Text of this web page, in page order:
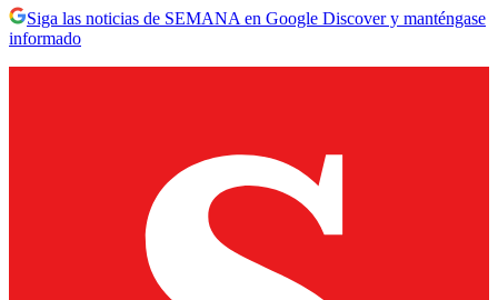
Siga las noticias de SEMANA en Google Discover y manténgase
informado